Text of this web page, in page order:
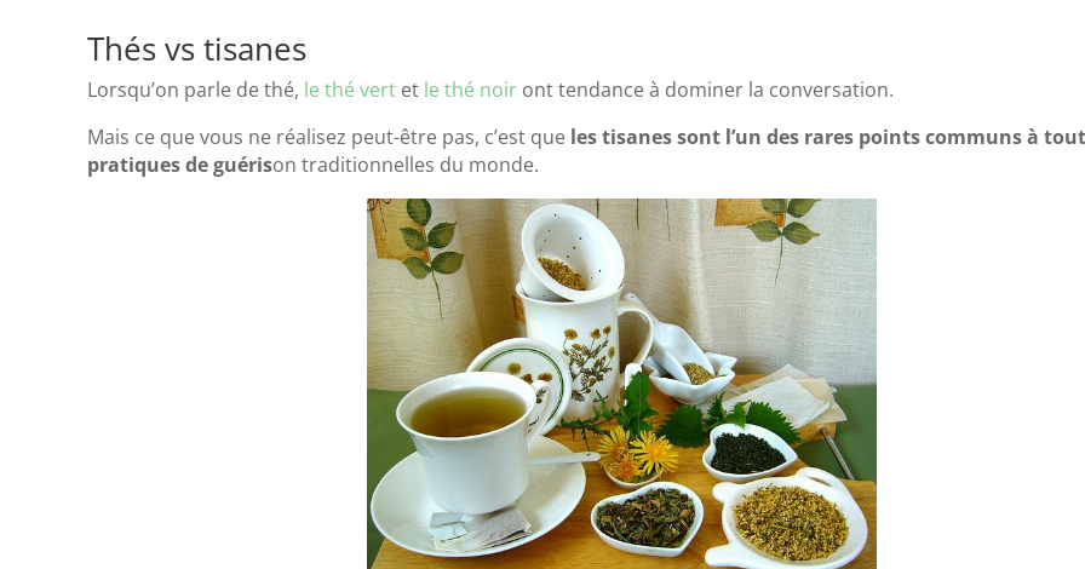
Thés vs tisanes
Lorsqu’on parle de thé, le thé vert et le thé noir ont tendance à dominer la conversation.
Mais ce que vous ne réalisez peut-être pas, c’est que les tisanes sont l’un des rares points communs à
pratiques de guérison traditionnelles du monde.